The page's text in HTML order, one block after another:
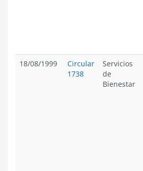
18/08/1999
Circular
1738
Servicios
de
Bienestar